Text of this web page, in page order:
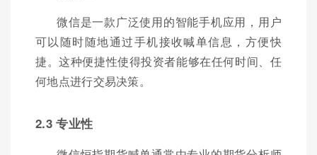
微信是一款广泛使用的智能手机应用，用户
可以随时随地通过手机接收喊单信息，方便快
捷。这种便捷性使得投资者能够在任何时间、任
何地点进行交易决策。
2.3 专业性